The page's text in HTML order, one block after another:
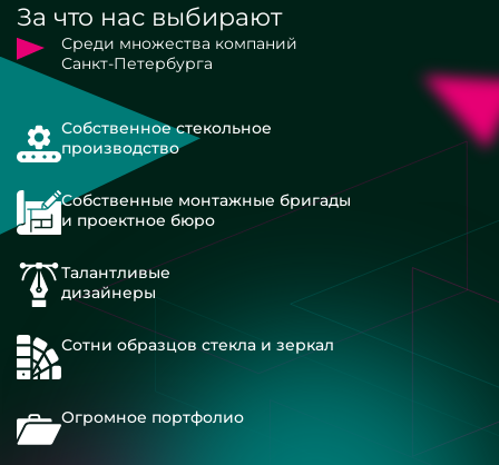
За что нас выбирают
Среди множества компаний
Санкт-Петербурга
Собственное стекольное
производство
Собственные монтажные бригады
и проектное бюро
Талантливые
дизайнеры
Сотни образцов стекла и зеркал
Огромное портфолио